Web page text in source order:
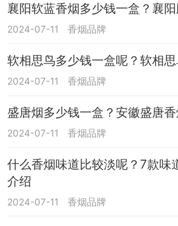
襄阳软蓝香烟多少钱一盒？襄
2024-07-11 香烟品牌
软相思鸟多少钱一盒呢？软相
2024-07-11 香烟品牌
盛唐烟多少钱一盒？安徽盛唐
2024-07-11 香烟品牌
什么香烟味道比较淡呢？7款味
介绍
2024-07-11 香烟品牌